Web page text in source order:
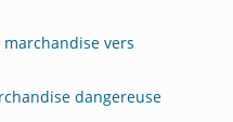
vers
dangereuse